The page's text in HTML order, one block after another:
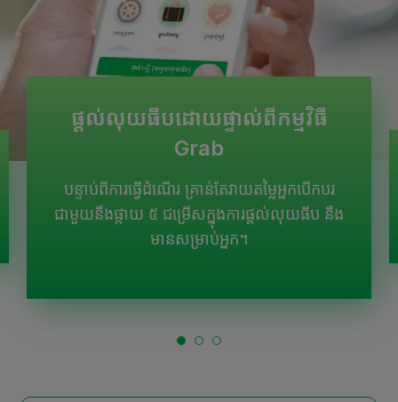
ផ្ដល់លុយធីបដោយផ្ទាល់ពីកម្មវិធី
Grab
បន្ទាប់ពីការធ្វើដំណើរ គ្រាន់តែវាយតម្លៃអ្នកបើកបរ
ជាមួយនឹងផ្កាយ ៥ ជម្រើសក្នុងការផ្តល់លុយធីប នឹង
មានសម្រាប់អ្នក។